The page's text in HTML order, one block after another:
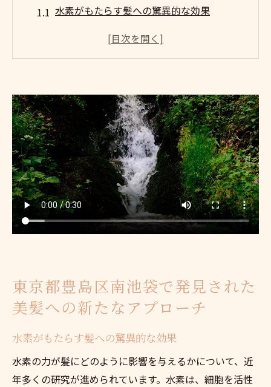
水素がもたらす髪への驚異的な効果
南池袋で見つかる最新ヘアケア技術
水素ケアの効果を最大化する方法
南池袋における美髪トレンドの変遷
美髪革命が起こる南池袋で水素を使った画期的
ヘアケア
水素ヘアケアとは何か？
南池袋のサロンで体験できる水素ケア
水素による髪質改善の実例
水素と他のヘアケア技術の融合
随時進化する美髪ケアの最前線
南池袋のプロが教える水素の力で美髪を手に入
れる方法
プロが推奨する水素ヘアケアのステップ
自宅でできる水素ケアの取り入れ方
サロンでの施術と自宅ケアのバランス
東京都豊島区南池袋で発見された
美髪への新たなアプローチ
水素がもたらす髪への驚異的な効果
水素の力が髪にどのように影響を与えるかについて、近
年多くの研究が進められています。水素は、細胞を活性